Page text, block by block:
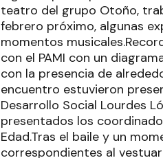
teatro del grupo Otoño,
febrero próximo, algunas
momentos
con el PAMI con un
con la presencia de
encuentro estuvieron
Desarrollo Social Lourdes
presentados los
Edad.Tras el baile y un
correspondientes al